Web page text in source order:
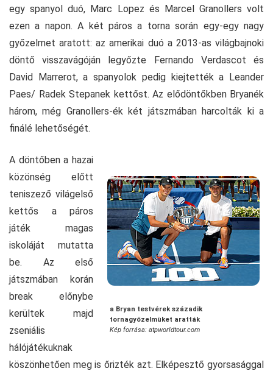
egy spanyol duó, Marc Lopez és Marcel Granollers volt
ezen a napon. A két páros a torna során egy-egy nagy
győzelmet aratott: az amerikai duó a 2013-as világbajnoki
döntő visszavágóján legyőzte Fernando Verdascot és
David Marrerot, a spanyolok pedig kiejtették a Leander
Paes/ Radek Stepanek kettőst. Az elődöntőkben Bryanék
három, még Granollers-ék két játszmában harcolták ki a
finálé lehetőségét.
a Bryan testvérek századik
tornagyőzelmüket aratták
Kép forrása: atpworldtour.com
A döntőben a hazai
közönség előtt
teniszező világelső
kettős a páros
játék magas
iskoláját mutatta
be. Az első
játszmában korán
break előnybe
kerültek majd
zseniális
hálójátékuknak
köszönhetően meg is őrizték azt. Elképesztő gyorsasággal